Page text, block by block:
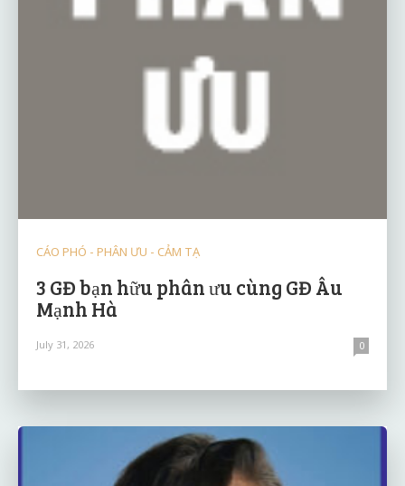
CÁO PHÓ - PHÂN ƯU - CẢM TẠ
3 GĐ bạn hữu phân ưu cùng GĐ Âu
Mạnh Hà
July 31, 2026 0